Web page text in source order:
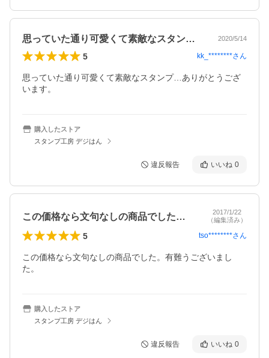
思っていた通り可愛くて素敵なスタンプ…… 2020/5/14
5 kk_********さん
思っていた通り可愛くて素敵なスタンプ…ありがとうござ
います。
購入したストア
スタンプ工房 デジはん
違反報告 いいね 0
この価格なら文句なしの商品でした。有難…
2017/1/22
（編集済み）
5 tso********さん
この価格なら文句なしの商品でした。有難うございまし
た。
購入したストア
スタンプ工房 デジはん
違反報告 いいね 0